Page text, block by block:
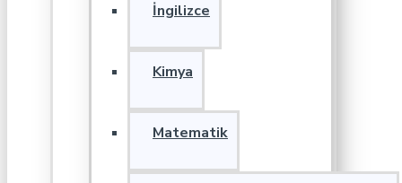
İngilizce
Kimya
Matematik